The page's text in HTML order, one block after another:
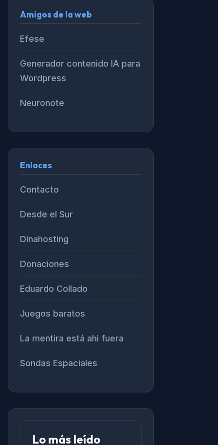
Amigos de la web
Efese
Generador contenido IA para
Wordpress
Neuronote
Enlaces
Contacto
Desde el Sur
Dinahosting
Donaciones
Eduardo Collado
Juegos baratos
La mentira está ahi fuera
Sondas Espaciales
Lo más leído